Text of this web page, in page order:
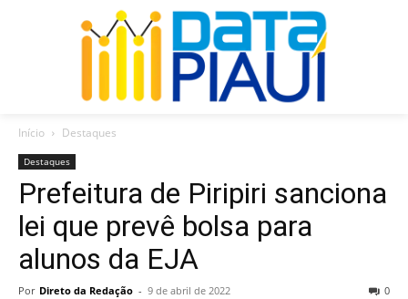
Início Destaques
Destaques
Prefeitura de Piripiri sanciona
lei que prevê bolsa para
alunos da EJA
Por Direto da Redação - 9 de abril de 2022 0